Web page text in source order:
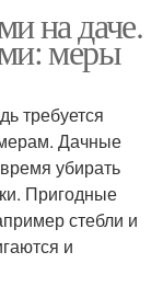
на даче.
меры
требуется
Дачные
убирать
Пригодные
стебли и
и